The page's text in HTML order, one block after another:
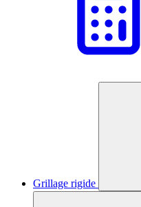
Grillage rigide